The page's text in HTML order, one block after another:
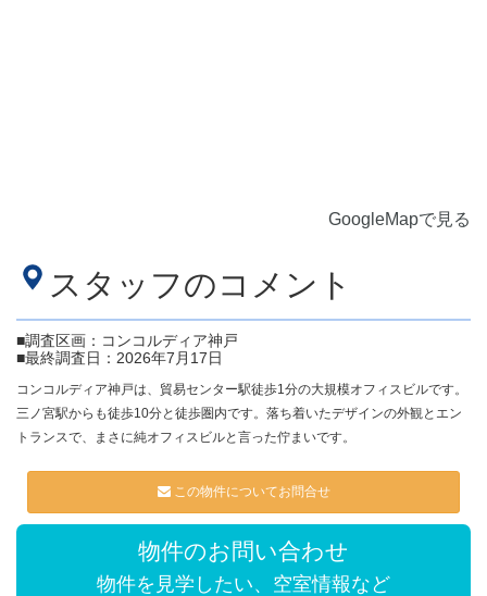
GoogleMapで見る
スタッフのコメント
■調査区画：コンコルディア神戸
■最終調査日：2026年7月17日
コンコルディア神戸は、貿易センター駅徒歩1分の大規模オフィスビルです。
三ノ宮駅からも徒歩10分と徒歩圏内です。落ち着いたデザインの外観とエン
トランスで、まさに純オフィスビルと言った佇まいです。
この物件についてお問合せ
物件のお問い合わせ
物件を見学したい、空室情報など